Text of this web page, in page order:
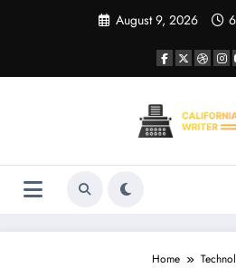
August 9, 2026
Home